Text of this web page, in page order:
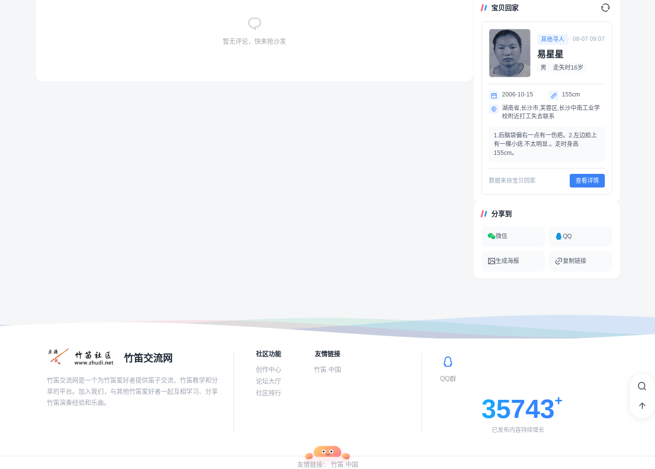
暂无评论，快来抢沙发
宝贝回家
其他寻人 08-07 09:07
易星星
男 走失时16岁
2006-10-15
155cm
湖南省,长沙市,芙蓉区,长沙中南工业学
校附近打工失去联系
1.后脑袋偏右一点有一伤疤。2.左边脸上
有一棵小痣.不太明显.。走时身高
155cm。
数据来自宝贝回家 查看详情
分享到
微信 QQ
生成海报 复制链接
竹笛交流网
竹笛交流网是一个为竹笛爱好者提供笛子交流，竹笛教学和分
享的平台。加入我们，与其他竹笛爱好者一起互相学习、分享
竹笛演奏经验和乐曲。
社区功能
创作中心
论坛大厅
社区排行
友情链接
竹笛.中国
QQ群
35743
已发布内容持续增长
友情链接： 竹笛.中国